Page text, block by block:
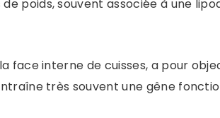
poids, souvent associée à une
face interne de cuisses, a pour
très souvent une gêne